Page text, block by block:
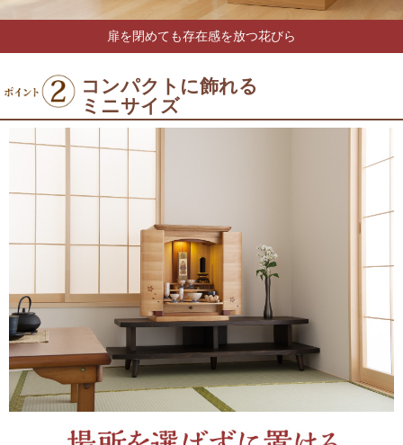
扉を閉めても存在感を放つ花びら
コンパクトに飾れる
ミニサイズ